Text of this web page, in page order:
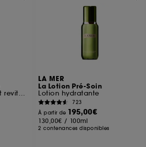
Essence hydratante et revitalisante
LA MER
La Lotion Pré-Soin
Lotion hydratante
723
À partir de 195,00€
130,00€ / 100ml
2 contenances disponibles